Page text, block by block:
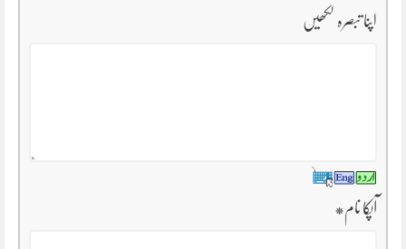
اپنا تبصرہ لکھیں
آپکا نام*